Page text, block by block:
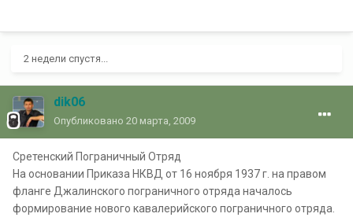
2 недели спустя...
dik06
Опубликовано 20 марта, 2009
Сретенский Пограничный Отряд
На основании Приказа НКВД от 16 ноября 1937 г. на правом
фланге Джалинского пограничного отряда началось
формирование нового кавалерийского пограничного отряда.